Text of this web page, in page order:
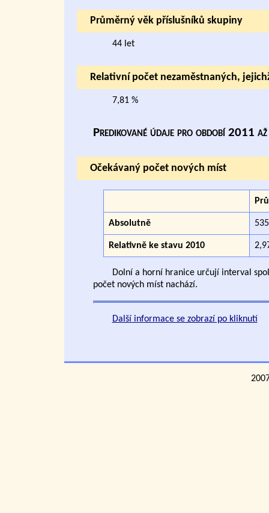
Průměrný věk příslušníků skupiny
44 let
Relativní počet nezaměstnaných,
7,81 %
Predikované údaje pro období 2011
Očekávaný počet nových míst
Absolutně
Relativně ke stavu 2010
Dolní a horní hranice určují interval
počet nových míst nachází.
Další informace se zobrazí po kliknutí